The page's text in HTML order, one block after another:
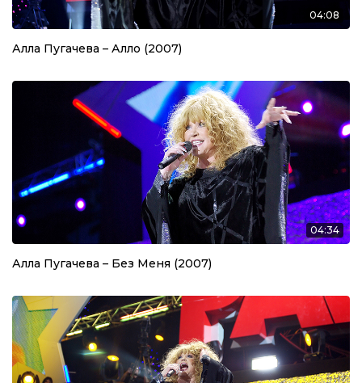
04:08
Алла Пугачева – Алло (2007)
04:34
Алла Пугачева – Без Меня (2007)